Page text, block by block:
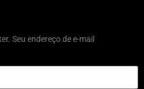
Seu endereço de e-mail